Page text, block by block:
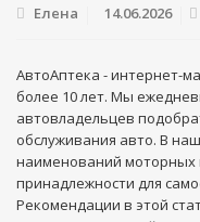
Елена 14.06.2026
АвтоАптека - интернет-
более 10 лет. Мы
автовладельцев
обслуживания авто. В
наименований моторных
принадлежности для
Рекомендации в этой